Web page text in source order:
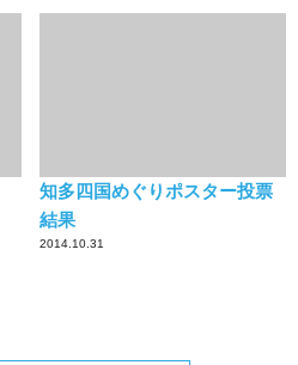
知多四国めぐりポスター投票
結果
2014.10.31